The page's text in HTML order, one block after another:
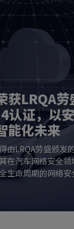
获LRQA劳
认证，以
能化未来
由LRQA劳盛颁发
在汽车网络安全
生命周期的网络安